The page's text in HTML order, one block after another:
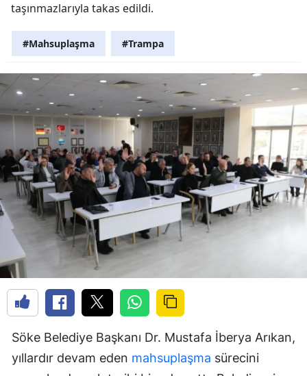
taşınmazlarıyla takas edildi.
#Mahsuplaşma #Trampa
Söke Belediye Başkanı Dr. Mustafa İberya Arıkan,
yıllardır devam eden mahsuplaşma sürecini